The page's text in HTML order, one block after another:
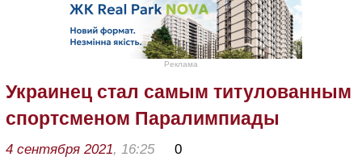
Реклама
Украинец стал самым титулованным
спортсменом Паралимпиады
4 сентября 2021, 16:25 0